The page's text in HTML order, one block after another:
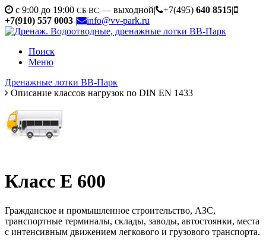
c 9:00 до 19:00 СБ-ВС — выходной| +7(495) 640 8515|
+7(910) 557 0003 | info@vv-park.ru
Поиск
Меню
Дренажные лотки ВВ-Парк
Описание классов нагрузок по DIN EN 1433
Класс Е 600
Гражданское и промышленное строительство, АЗС,
транспортные терминалы, склады, заводы, автостоянки, места
с интенсивным движением легкового и грузового транспорта.